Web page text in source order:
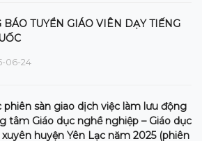
BÁO TUYỂN GIÁO VIÊN DẠY TIẾNG
06-24
phiên sàn giao dịch việc làm lưu động
tâm Giáo dục nghề nghiệp – Giáo dục
huyện Yên Lạc năm 2025 (phiên